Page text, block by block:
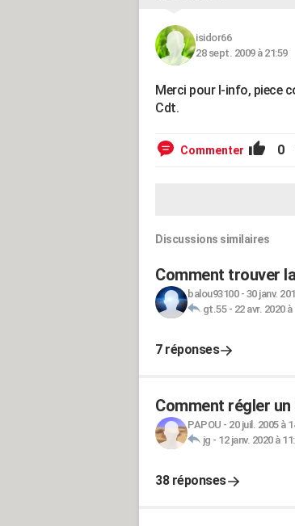
isidor66
28 sept. 2009 à 21:59
Merci pour l-info, piece
Cdt.
Commenter 0
Discussions similaires
Comment trouver
balou93100- 30 janv.
gt.55- 22 avr. 2020 à
7 réponses
Comment régler
PAPOU - 20 juil. 2005 à
jg - 12 janv. 2020 à
38 réponses